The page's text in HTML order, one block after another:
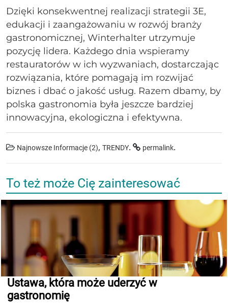
Dzięki konsekwentnej realizacji strategii 3E,
edukacji i zaangażowaniu w rozwój branży
gastronomicznej, Winterhalter utrzymuje
pozycję lidera. Każdego dnia wspieramy
restauratorów w ich wyzwaniach, dostarczając
rozwiązania, które pomagają im rozwijać
biznes i dbać o jakość usług. Razem dbamy, by
polska gastronomia była jeszcze bardziej
innowacyjna, ekologiczna i efektywna.
Najnowsze Informacje (2), TRENDY. permalink.
To też może Cię zainteresować
Ustawa, która może uderzyć w
gastronomię